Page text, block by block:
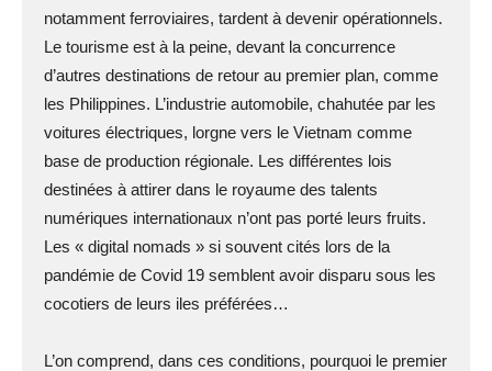
notamment ferroviaires, tardent à devenir opérationnels.
Le tourisme est à la peine, devant la concurrence
d’autres destinations de retour au premier plan, comme
les Philippines. L’industrie automobile, chahutée par les
voitures électriques, lorgne vers le Vietnam comme
base de production régionale. Les différentes lois
destinées à attirer dans le royaume des talents
numériques internationaux n’ont pas porté leurs fruits.
Les « digital nomads » si souvent cités lors de la
pandémie de Covid 19 semblent avoir disparu sous les
cocotiers de leurs iles préférées…
L’on comprend, dans ces conditions, pourquoi le premier